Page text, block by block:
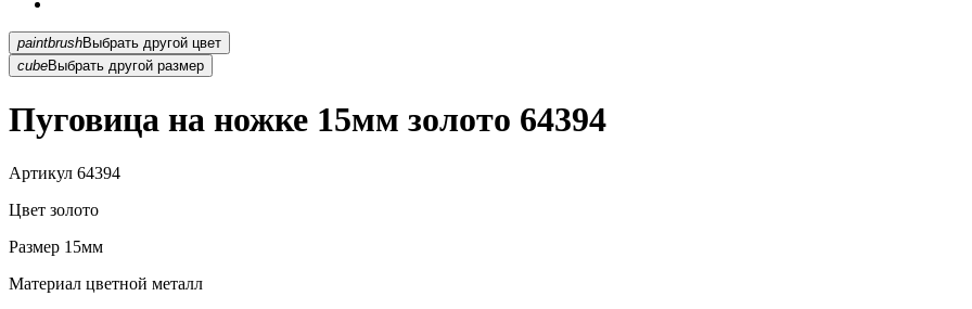
paintbrush
Выбрать другой цвет
cubeВыбрать другой размер
Пуговица на ножке 15мм золото 64394
Артикул 64394
Цвет золото
Размер 15мм
Материал цветной металл